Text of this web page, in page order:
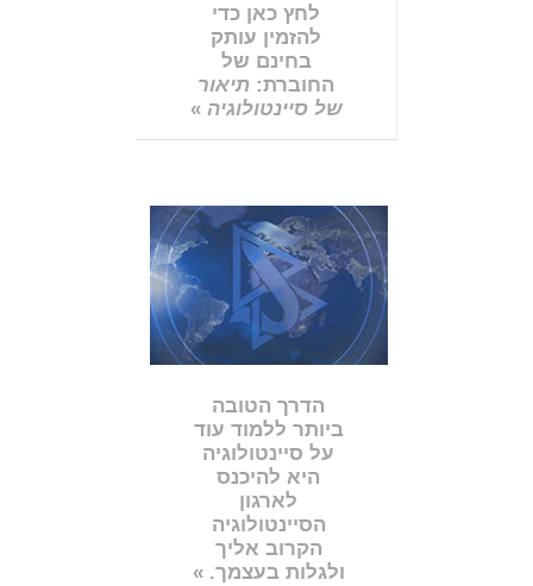
לחץ כאן כדי
להזמין עותק
בחינם של
החוברת: תיאור
של סיינטולוגיה »
הדרך הטובה
ביותר ללמוד עוד
על סיינטולוגיה
היא להיכנס
לארגון
הסיינטולוגיה
הקרוב אליך
ולגלות בעצמך. »